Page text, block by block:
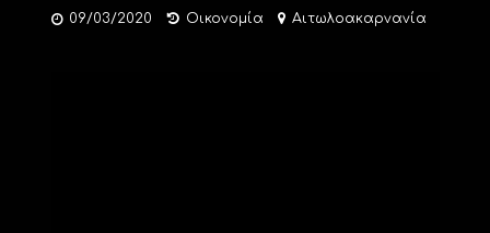
09/03/2020 Οικονομία Αιτωλοακαρνανία